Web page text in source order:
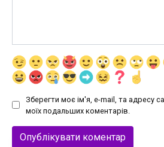
Зберегти моє ім'я, e-mail, та адресу
моїх подальших коментарів.